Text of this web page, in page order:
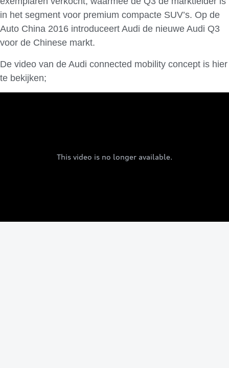
in het segment voor premium compacte SUV’s. Op de
Auto China 2016 introduceert Audi de nieuwe Audi Q3
voor de Chinese markt.
De video van de Audi connected mobility concept is hier
te bekijken;